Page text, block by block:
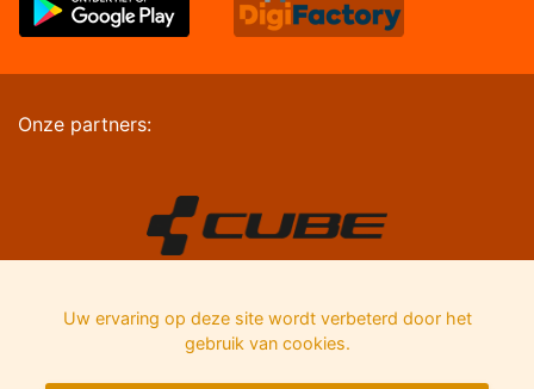
Onze partners:
Uw ervaring op deze site wordt verbeterd door het
gebruik van cookies.